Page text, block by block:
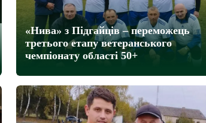
«Нива» з Підгайців – переможець
третього етапу ветеранського
чемпіонату області 50+